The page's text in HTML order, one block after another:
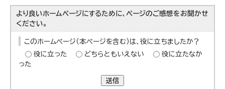
より良いホームページにするために、ページのご感想をお聞かせ
ください。
このホームページ（本ページを含む）は、役に立ちましたか？
役に立った
どちらともいえない
役に立たなか
った
送信